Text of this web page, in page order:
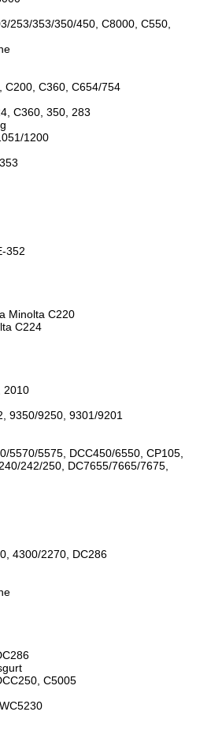
253/353/350/450, C8000, C550,
C200, C360, C654/754
C360, 350, 283
1200
352
Minolta C220
C224
2010
9350/9250, 9301/9201
5570/5575, DCC450/6550, CP105,
242/250, DC7655/7665/7675,
4300/2270, DC286
C5005